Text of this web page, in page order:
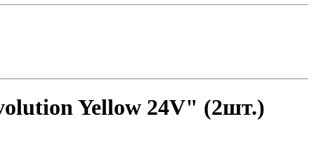
Yellow 24V" (2шт.)